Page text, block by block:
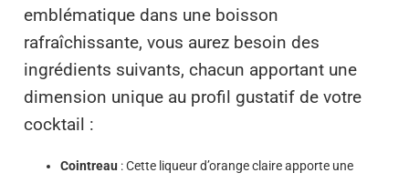
emblématique dans une boisson
rafraîchissante, vous aurez besoin des
ingrédients suivants, chacun apportant une
dimension unique au profil gustatif de votre
cocktail :
Cointreau : Cette liqueur d’orange claire apporte une